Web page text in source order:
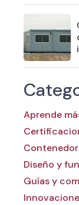
Aprende
Diseño y
Guías y